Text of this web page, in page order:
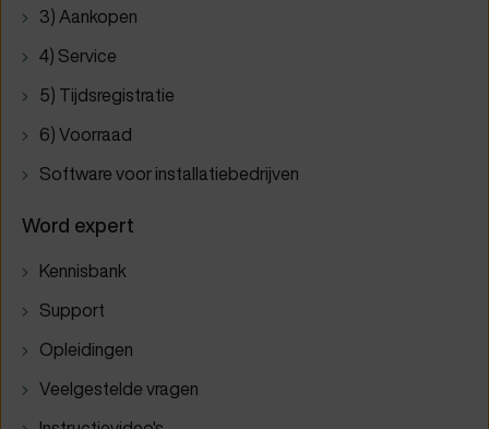
3) Aankopen
4) Service
5) Tijdsregistratie
6) Voorraad
Software voor installatiebedrijven
Word expert
Kennisbank
Support
Opleidingen
Veelgestelde vragen